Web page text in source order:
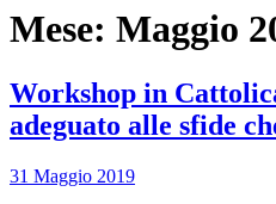
Mese: Maggio
Workshop in
adeguato alle sfide
31 Maggio 2019